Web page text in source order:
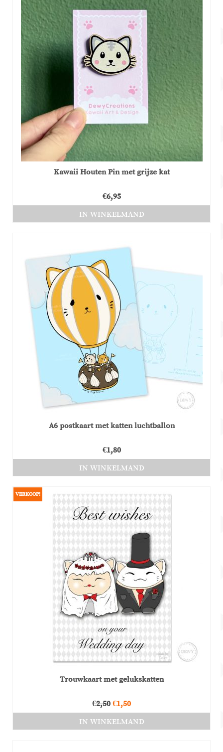
Kawaii Houten Pin met grijze kat
€6,95
IN WINKELMAND
A6 postkaart met katten luchtballon
€1,80
IN WINKELMAND
VERKOOP!
Trouwkaart met gelukskatten
€2,50 Oorspronkelijke
was:
€1,50Huidige
is:
IN WINKELMAND